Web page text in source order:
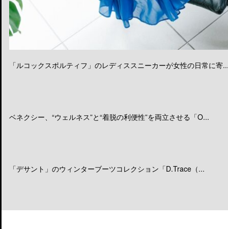
「ルコックスポルティフ」のレディススニーカーが女性の日常に寄
ベネクシー、“ウェルネス”と“着脱の利便性”を両立させる「O...
「デサント」のウィンターブーツコレクション「D.Trace（...